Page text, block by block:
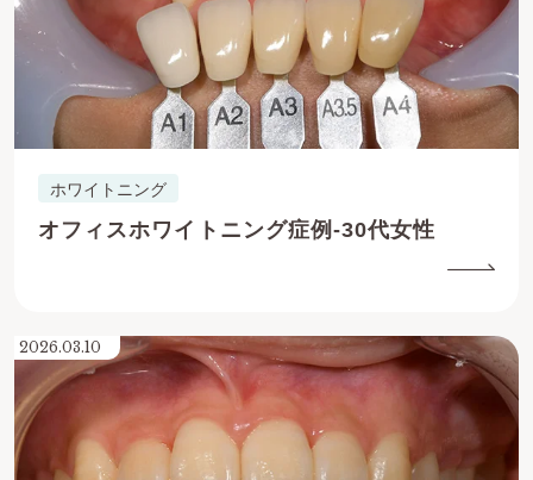
ホワイトニング
オフィスホワイトニング症例-30代女性
2026.03.10